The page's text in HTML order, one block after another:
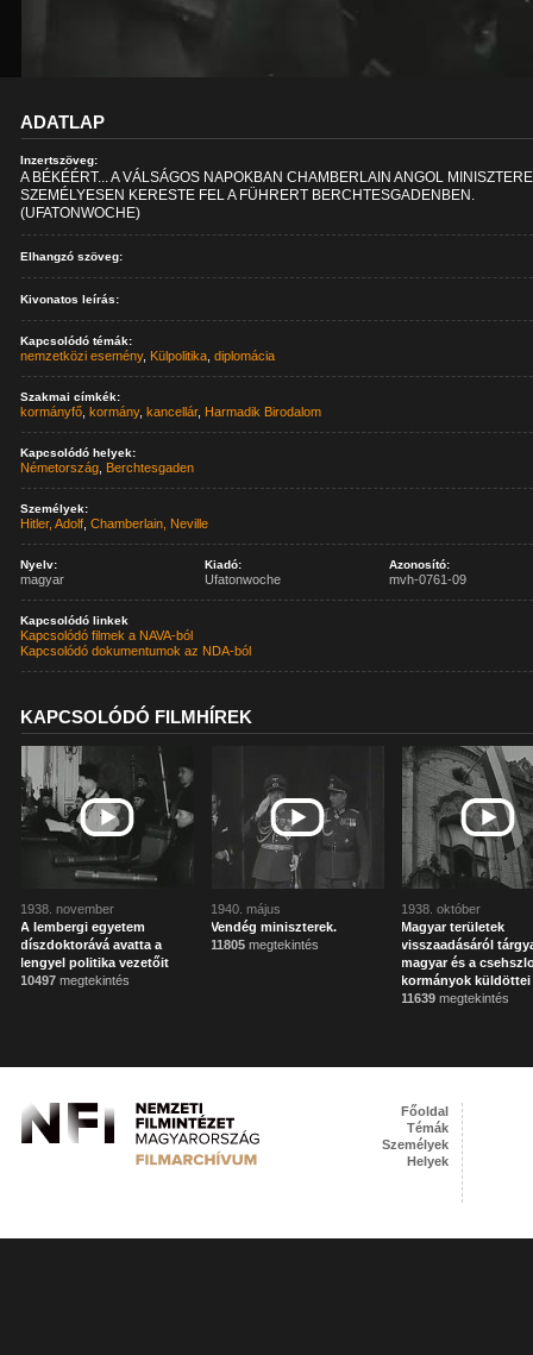
ADATLAP
Inzertszöveg:
A BÉKÉÉRT... A VÁLSÁGOS NAPOKBAN CHAMBERLAIN ANGOL
SZEMÉLYESEN KERESTE FEL A FÜHRERT BERCHTESGADENBEN.
(UFATONWOCHE)
Elhangzó szöveg:
Kivonatos leírás:
Kapcsolódó témák:
nemzetközi esemény, Külpolitika ,diplomácia
Szakmai címkék:
kormányfő ,kormány,kancellár, Harmadik Birodalom
Kapcsolódó helyek:
Németország Berchtesgaden
Személyek:
Hitler, Adolf ,Chamberlain, Neville
Nyelv:
magyar
Kiadó:
Ufatonwoche
Azonosító:
mvh-0761-09
Kapcsolódó linkek
Kapcsolódó filmek a NAVA-ból
Kapcsolódó dokumentumok az NDA-ból
KAPCSOLÓDÓ FILMHÍREK
1938. november
A lembergi egyetem
díszdoktorává avatta a
lengyel politika vezetőit
10497 megtekintés
1940. május
Vendég miniszterek.
11805 megtekintés
1938. október
Magyar területek
visszaadásáról
magyar és a
kormányok küldöttei
11639 megtekintés
Főoldal
Témák
Személyek
Helyek